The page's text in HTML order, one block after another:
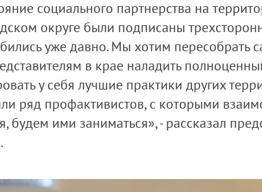
социального партнерства на
округе были подписаны
уже давно. Мы хотим пересобрать
в крае наладить
у себя лучшие практики других
ряд профактивистов, с которыми
ими заниматься», - рассказал
.